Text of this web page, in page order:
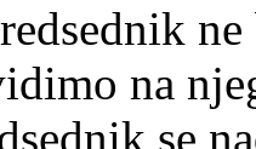
na
se